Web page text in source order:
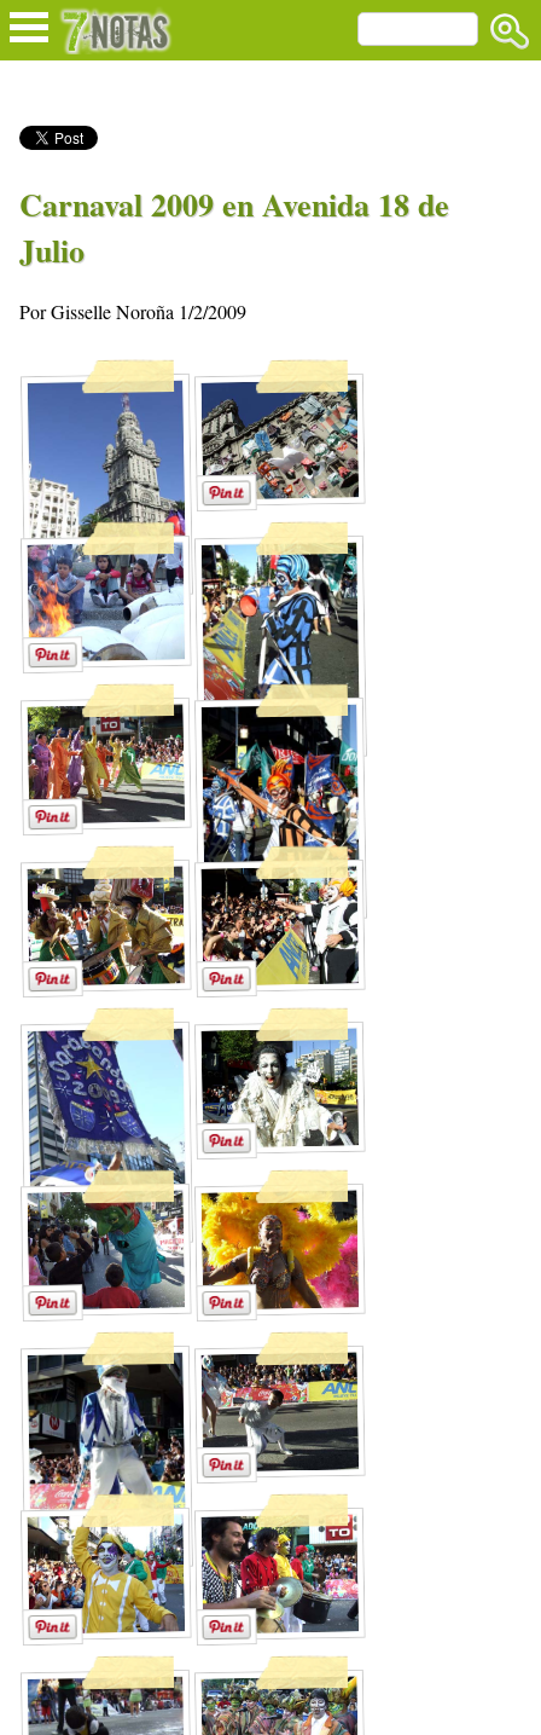
Carnaval 2009 en Avenida 18 de
Julio
Por Gisselle Noroña 1/2/2009